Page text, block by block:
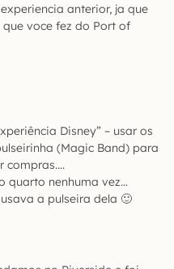
anterior, ja que
voce fez do Port of
Disney” – usar os
(Magic Band) para
compras….
quarto nenhuma vez…
a pulseira dela 🙂